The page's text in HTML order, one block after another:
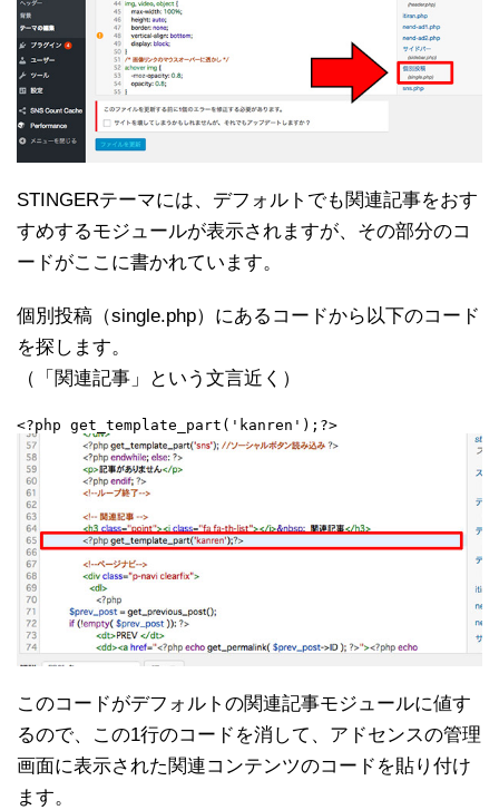
STINGERテーマには、デフォルトでも関連記事をおす
すめするモジュールが表示されますが、その部分のコ
ードがここに書かれています。
個別投稿（single.php）にあるコードから以下のコード
を探します。
（「関連記事」という文言近く）
<?php get_template_part('kanren');?>
このコードがデフォルトの関連記事モジュールに値す
るので、この1行のコードを消して、アドセンスの管理
画面に表示された関連コンテンツのコードを貼り付け
ます。